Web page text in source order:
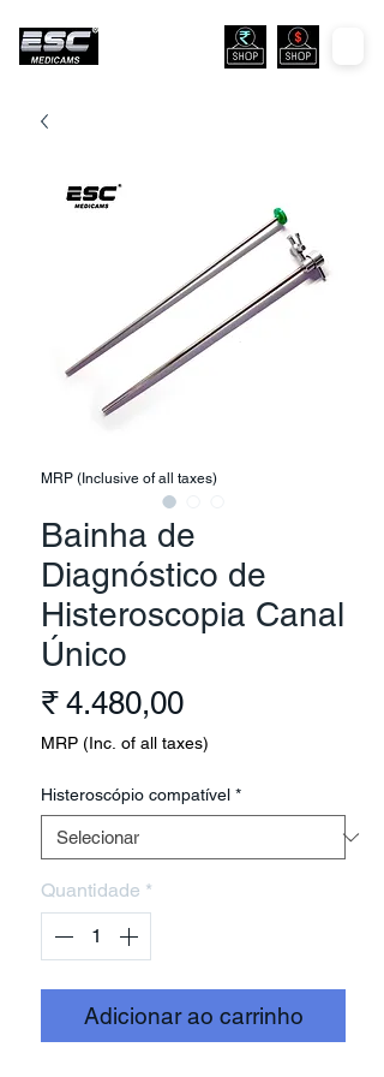
Bainha de
Diagnóstico de
Histeroscopia Canal
Único
₹ 4.480,00Preço
MRP (Inc. of all taxes)
Histeroscópio compatível *
Quantidade *
Adicionar ao carrinho
MRP (Inclusive of all taxes)